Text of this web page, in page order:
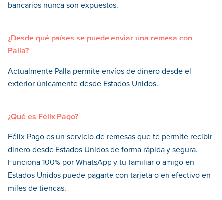
bancarios nunca son expuestos.
¿Desde qué países se puede enviar una remesa con
Palla?
Actualmente Palla permite envíos de dinero desde el
exterior únicamente desde Estados Unidos.
¿Qué es Félix Pago?
Félix Pago es un servicio de remesas que te permite recibir
dinero desde Estados Unidos de forma rápida y segura.
Funciona 100% por WhatsApp y tu familiar o amigo en
Estados Unidos puede pagarte con tarjeta o en efectivo en
miles de tiendas.